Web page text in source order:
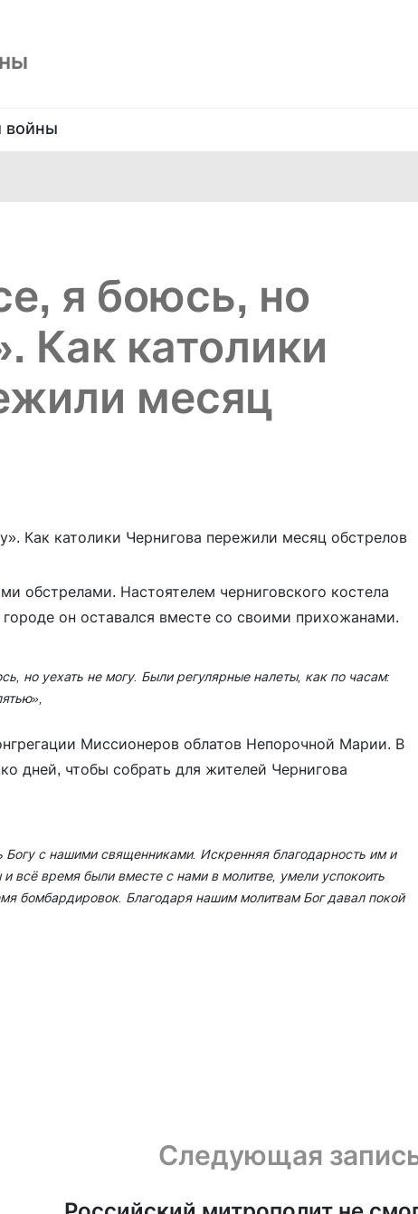
войны
я боюсь, но
Как католики
месяц
обстрелами. Настоятелем черниговского костела
он оставался вместе со своими прихожанами.
но уехать не могу. Были регулярные налеты, как по часам:
Миссионеров облатов Непорочной Марии. В
дней, чтобы собрать для жителей Чернигова
с нашими священниками. Искренняя благодарность им и
всё время были вместе с нами в молитве, умели успокоить
бомбардировок. Благодаря нашим молитвам Бог давал покой
Следующая